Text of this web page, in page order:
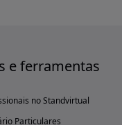
e ferramentas
no Standvirtual
Particulares